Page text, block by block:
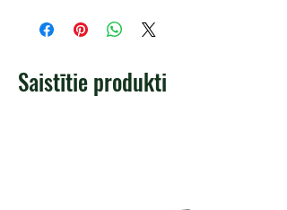
Saistītie produkti